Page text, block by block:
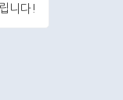
니다!